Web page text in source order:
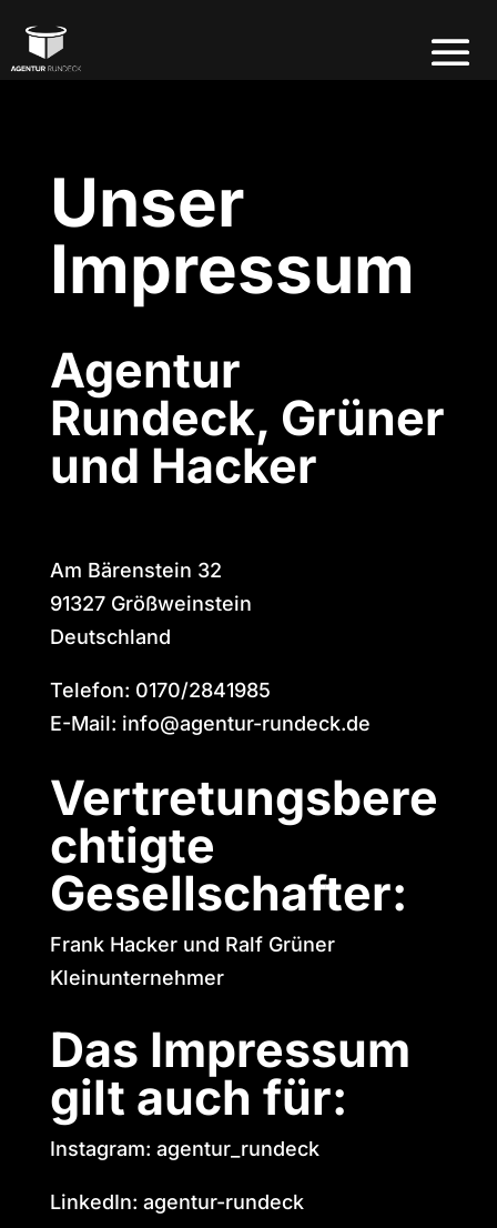
Unser
Impressum
Agentur
Rundeck, Grüner
und Hacker
Am Bärenstein 32
91327 Größweinstein
Deutschland
Telefon: 0170/2841985
E-Mail: info@agentur-rundeck.de
Vertretungsbere
chtigte
Gesellschafter:
Frank Hacker und Ralf Grüner
Kleinunternehmer
Das Impressum
gilt auch für:
Instagram: agentur_rundeck
LinkedIn: agentur-rundeck